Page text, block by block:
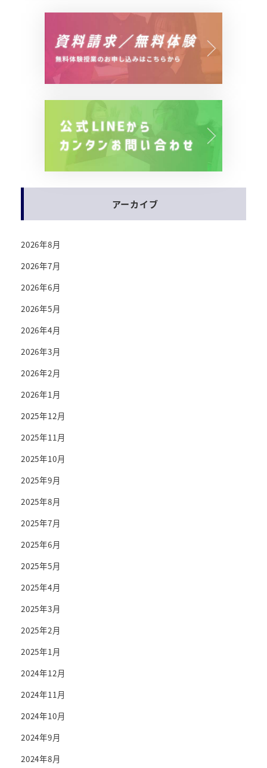
アーカイブ
2026年8月
2026年7月
2026年6月
2026年5月
2026年4月
2026年3月
2026年2月
2026年1月
2025年12月
2025年11月
2025年10月
2025年9月
2025年8月
2025年7月
2025年6月
2025年5月
2025年4月
2025年3月
2025年2月
2025年1月
2024年12月
2024年11月
2024年10月
2024年9月
2024年8月